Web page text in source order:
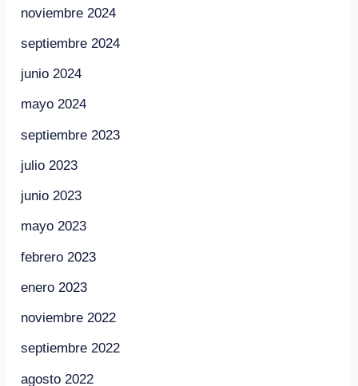
noviembre 2024
septiembre 2024
junio 2024
mayo 2024
septiembre 2023
julio 2023
junio 2023
mayo 2023
febrero 2023
enero 2023
noviembre 2022
septiembre 2022
agosto 2022